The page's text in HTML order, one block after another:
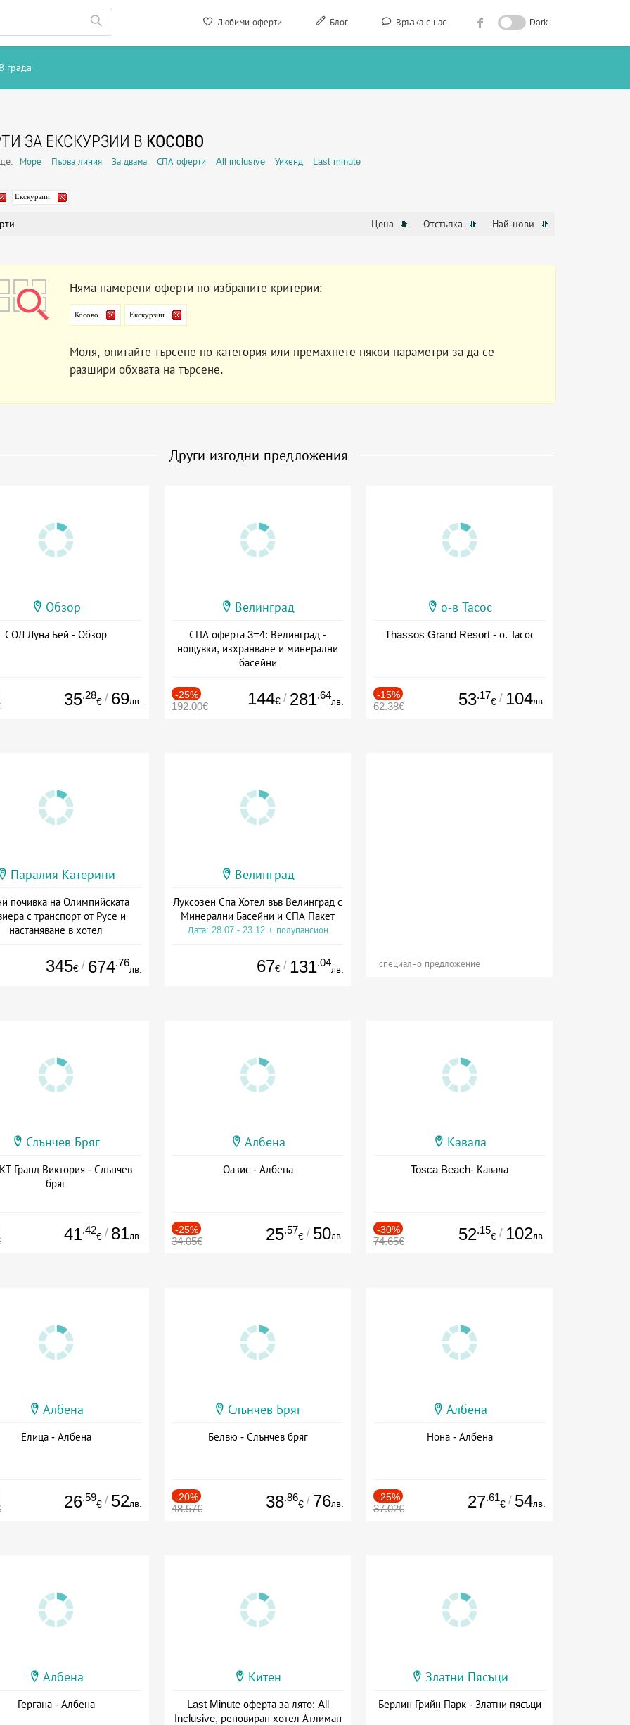
Любими оферти Блог Връзка с нас Dark
В града
ЗА ЕКСКУРЗИИ В КОСОВО
Море Първа линия За двама СПА оферти All inclusive Уикенд Last minute
Екскурзии
Цена Отстъпка Най-нови
Няма намерени оферти по избраните критерии:
Косово Екскурзии
Моля, опитайте търсене по категория или премахнете някои параметри за да се
разшири обхвата на търсене.
Други изгодни предложения
Обзор
СОЛ Луна Бей - Обзор
35.28
€ / 69лв.
Велинград
СПА оферта 3=4: Велинград -
нощувки, изхранване и минерални
басейни
-25%
192.00€ 144€ / 281.64
лв.
о-в Тасос
Thassos Grand Resort - о. Тасос
-15%
62.38€ 53.17
€ / 104лв.
Паралия Катерини
почивка на Олимпийската
с транспорт от Русе и
настаняване в хотел
345€ / 674.76
лв.
Велинград
Луксозен Спа Хотел във Велинград с
Минерални Басейни и СПА Пакет
Дата: 28.07 - 23.12 + полупансион
67€ / 131.04
лв. специално предложение
Слънчев Бряг
Гранд Виктория - Слънчев
бряг
41.42
€ / 81лв.
Албена
Оазис - Албена
-25%
34.05€ 25.57
€ / 50лв.
Кавала
Tosca Beach- Кавала
-30%
74.65€ 52.15
€ / 102лв.
Албена
Елица - Албена
26.59
€ / 52лв.
Слънчев Бряг
Белвю - Слънчев бряг
-20%
48.57€ 38.86
€ / 76лв.
Албена
Нона - Албена
-25%
37.02€ 27.61
€ / 54лв.
Албена
Гергана - Албена
Китен
Last Minute оферта за лято: All
Inclusive, реновиран хотел Атлиман
Златни Пясъци
Берлин Грийн Парк - Златни пясъци